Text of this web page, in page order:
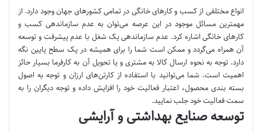
انواع مختلفی از کسب و کارهای خانگی در تمامی کشورهای جهان وجود دارد. از
مهمترین مسائل موجود در این عرصه می‌توان به عدم سازماندهی کسب و
کارهای خانگی اشاره کرد. عدم سازماندهی یک شغل با عدم پیشرفت و توسعه
آن همراه می‌گردد و ممکن است شما را برای همیشه در یک سطح پایین نگه
دارد. توجه به نحوه ارسال کالا به مشتری و یا تحویل آن به کارفرما بسیار حائز
اهمیت است. شما می‌توانید با استفاده از کارتن‌های ارزان و توجه به اصول
بسته بندی محصول، اعتبار فعالیت خود را افزایش داده و توجه دیگران را به
سمت فعالیت خود جلب نمایید.
توسعه صنایع بهداشتی و آرایشی